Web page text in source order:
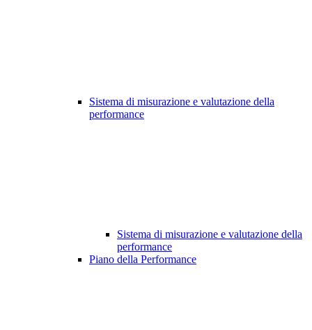
Sistema di misurazione e valutazione della
performance
Sistema di misurazione e valutazione della
performance
Piano della Performance